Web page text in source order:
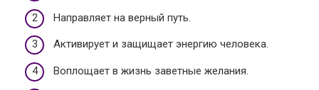
Направляет на верный путь.
Активирует и защищает энергию человека.
Воплощает в жизнь заветные желания.